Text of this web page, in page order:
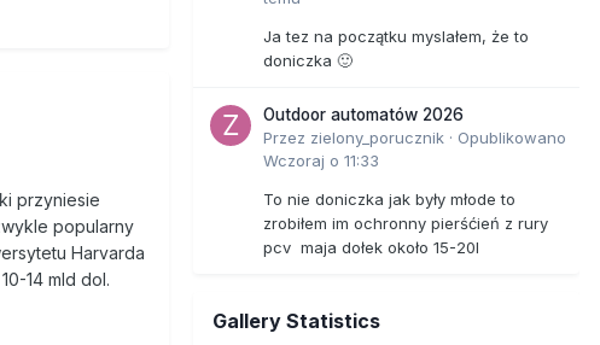
nie można
się jednym
niż nad tymi,
zysku w
przyniesie
popularny
Harvarda
14 mld dol.
Ja tez na początku myslałem, że to
doniczka 🙂
Outdoor automatów 2026
Przez zielony_porucznik · Opublikowano
Wczoraj o 11:33
To nie doniczka jak były młode to
zrobiłem im ochronny pierśćień z rury
pcv maja dołek około 15-20l
Gallery Statistics